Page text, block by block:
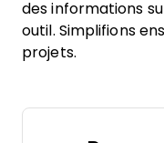
des informations
outil. Simplifions
projets.